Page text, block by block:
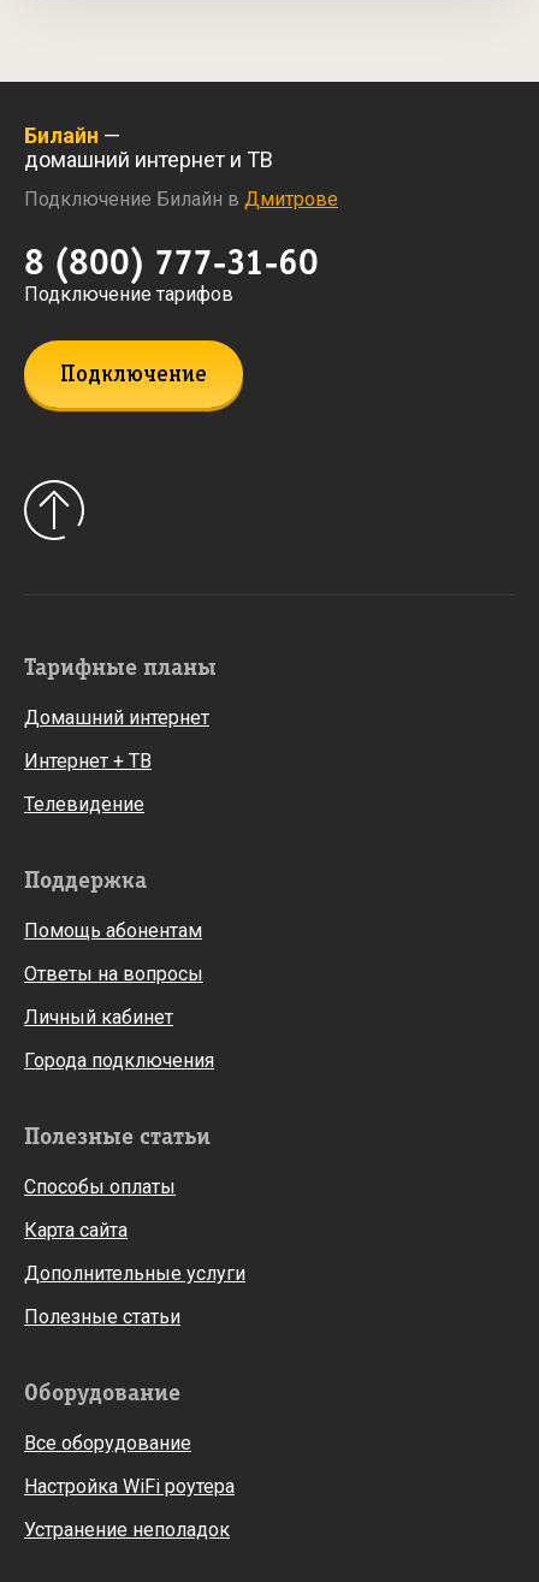
Билайн —
домашний интернет и ТВ
Подключение Билайн в Дмитрове
8 (800) 777-31-60
Подключение тарифов
Подключение
Тарифные планы
Домашний интернет
Интернет + ТВ
Телевидение
Поддержка
Помощь абонентам
Ответы на вопросы
Личный кабинет
Города подключения
Полезные статьи
Способы оплаты
Карта сайта
Дополнительные услуги
Полезные статьи
Оборудование
Все оборудование
Настройка WiFi роутера
Устранение неполадок